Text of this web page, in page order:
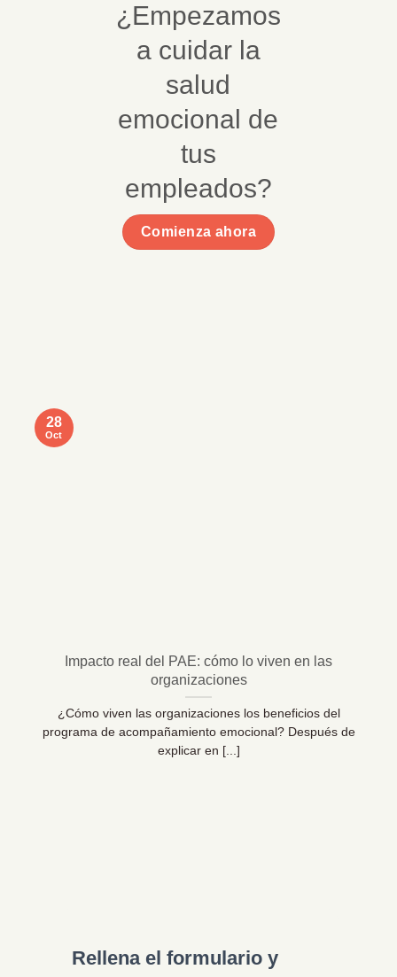
¿Empezamos
a cuidar la
salud
emocional de
tus
empleados?
Comienza ahora
Impacto real del PAE: cómo lo viven en las
organizaciones
¿Cómo viven las organizaciones los beneficios del
programa de acompañamiento emocional? Después de
explicar en [...]
28
Oct